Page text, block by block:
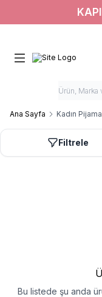
Ana Sayfa Kadın
Filtrele
Bu listede şu anda